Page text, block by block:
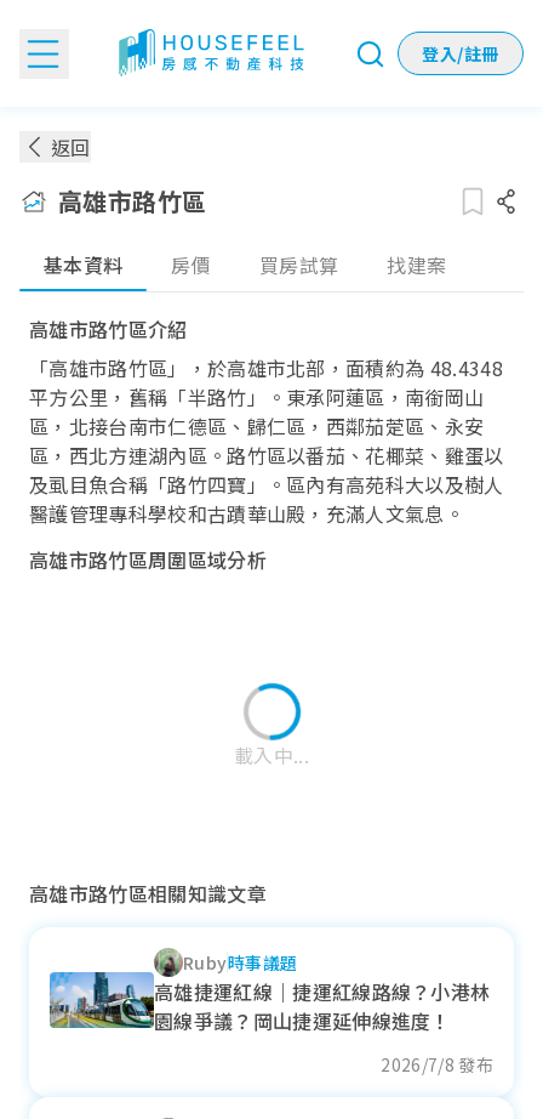
登入/註冊
返回
高雄市路竹區
基本資料 房價 買房試算 找建案
高雄市路竹區介紹
「高雄市路竹區」，於高雄市北部，面積約為 48.4348
平方公里，舊稱「半路竹」。東承阿蓮區，南銜岡山
區，北接台南市仁德區、歸仁區，西鄰茄萣區、永安
區，西北方連湖內區。路竹區以番茄、花椰菜、雞蛋以
及虱目魚合稱「路竹四寶」。區內有高苑科大以及樹人
醫護管理專科學校和古蹟華山殿，充滿人文氣息。
高雄市路竹區周圍區域分析
載入中...
歸仁區
近一年成交單價
高雄市路竹區相關知識文章
Ruby時事議題
高雄捷運紅線｜捷運紅線路線？小港林
園線爭議？岡山捷運延伸線進度！
2026/7/8 發布